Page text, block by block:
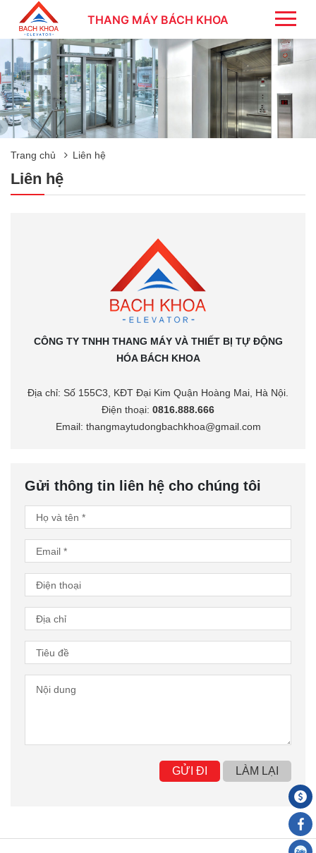
THANG MÁY BÁCH KHOA
Trang chủ Liên hệ
Liên hệ
CÔNG TY TNHH THANG MÁY VÀ THIẾT BỊ TỰ ĐỘNG
HÓA BÁCH KHOA
Địa chỉ: Số 155C3, KĐT Đại Kim Quận Hoàng Mai, Hà Nội.
Điện thoại: 0816.888.666
Email: thangmaytudongbachkhoa@gmail.com
Gửi thông tin liên hệ cho chúng tôi
GỬI ĐI LÀM LẠI